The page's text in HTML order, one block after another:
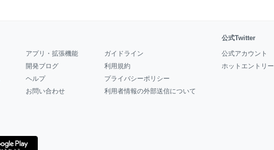
アプリ・拡張機能
開発ブログ
ヘルプ
お問い合わせ
ガイドライン
利用規約
プライバシーポリシー
利用者情報の外部送信について
公式Twitter
公式アカウント
ホットエントリー